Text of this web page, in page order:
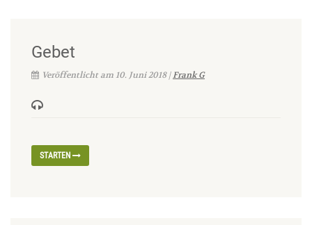
Gebet
Veröffentlicht am 10. Juni 2018 |Frank G
STARTEN